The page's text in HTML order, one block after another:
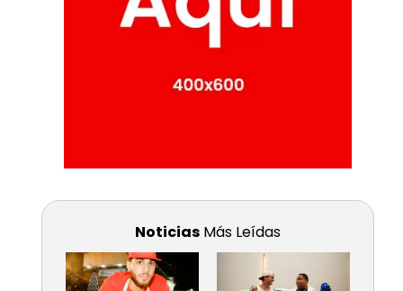
Noticias Más Leídas